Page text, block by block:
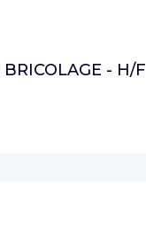
- H/F